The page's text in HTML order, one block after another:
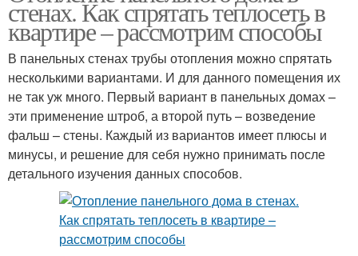
стенах. Как спрятать теплосеть в
квартире – рассмотрим способы
В панельных стенах трубы отопления можно спрятать
несколькими вариантами. И для данного помещения их
не так уж много. Первый вариант в панельных домах –
эти применение штроб, а второй путь – возведение
фальш – стены. Каждый из вариантов имеет плюсы и
минусы, и решение для себя нужно принимать после
детального изучения данных способов.